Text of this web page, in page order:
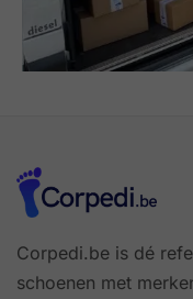
Corpedi.be is dé
schoenen met